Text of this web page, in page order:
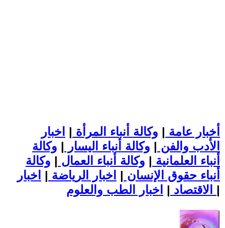
أخبار عامة | وكالة أنباء المرأة | اخبار
الأدب والفن | وكالة أنباء اليسار | وكالة
أنباء العلمانية | وكالة أنباء العمال | وكالة
أنباء حقوق الإنسان | اخبار الرياضة | اخبار
الاقتصاد | |